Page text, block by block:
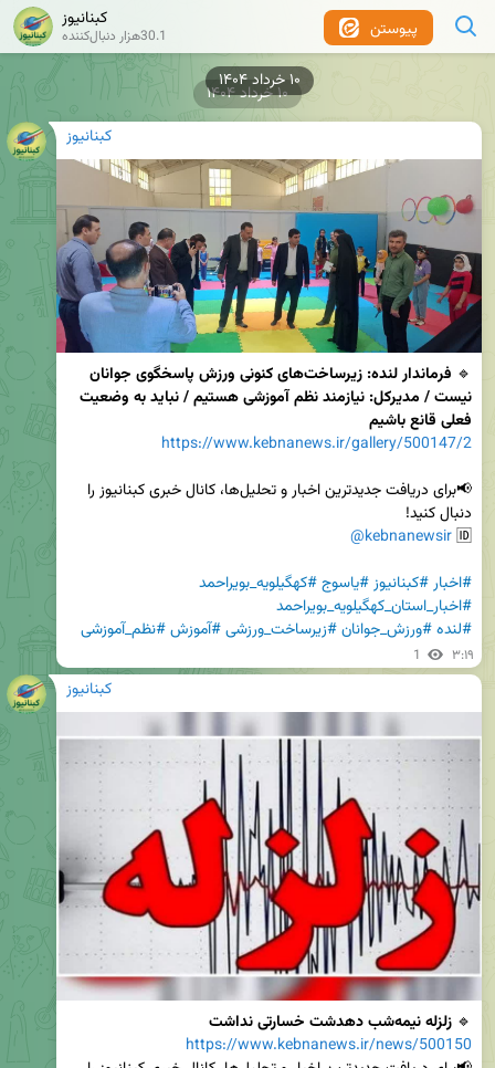
پیوستن کبنانیوز
30.1هزار دنبال‌کننده
کبنانیوز
🔹
فعلی قانع باشیم
https://www.kebnanews.ir/gallery/500147/2
🆔
@kebnanewsir
#اخبار#کبنانیوز#یاسوج#کهگیلویه_بویراحمد
#اخبار_استان_کهگیلویه_بویراحمد
#لنده#ورزش_جوانان#زیرساخت_ورزشی#آموزش#نظم_آموزشی
1 ۳:۱۹
۱۰ خرداد ۱۴۰۴
کبنانیوز
🔹 زلزله نیمه‌شب دهدشت خسارتی نداشت
https://www.kebnanews.ir/news/500150